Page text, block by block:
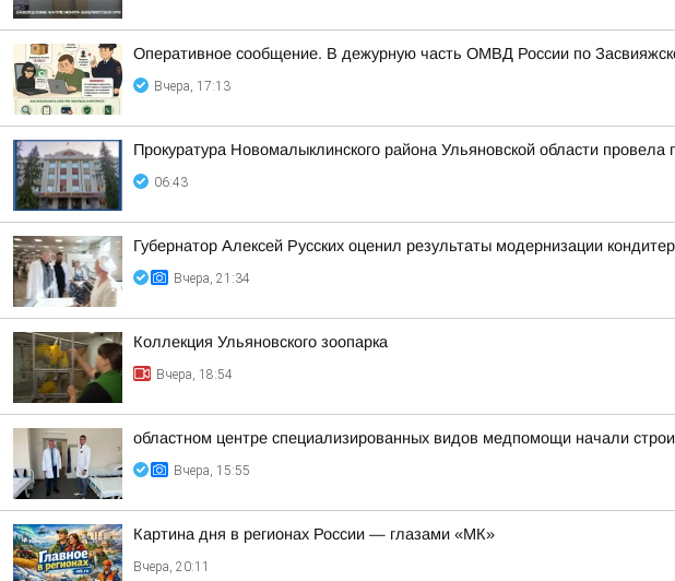
Оперативное сообщение. В дежурную часть ОМВД России по
Вчера, 17:13
Прокуратура Новомалыклинского района Ульяновской области
06:43
Губернатор Алексей Русских оценил результаты модернизации
Вчера, 21:34
Коллекция Ульяновского зоопарка
Вчера, 18:54
областном центре специализированных видов медпомощи начали
Вчера, 15:55
Картина дня в регионах России — глазами «МК»
Вчера, 20:11